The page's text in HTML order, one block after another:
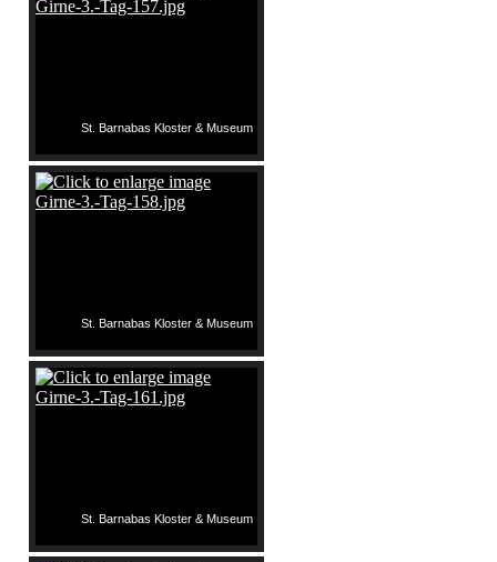
St. Barnabas Kloster & Museum
St. Barnabas Kloster & Museum
St. Barnabas Kloster & Museum